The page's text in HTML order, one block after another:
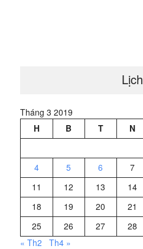
Lịch
Tháng 3 2019
H
B T N
4
5 6 7
11
12 13 14
18
19 20 21
25
26 27 28
« Th2
Th4 »